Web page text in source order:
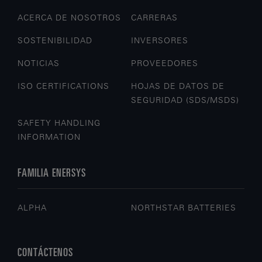
ACERCA DE NOSOTROS CARRERAS
SOSTENIBILIDAD INVERSORES
NOTICIAS PROVEEDORES
ISO CERTIFICATIONS
HOJAS DE DATOS DE
SEGURIDAD (SDS/MSDS)
SAFETY HANDLING
INFORMATION
FAMILIA ENERSYS
ALPHA NORTHSTAR BATTERIES
CONTÁCTENOS